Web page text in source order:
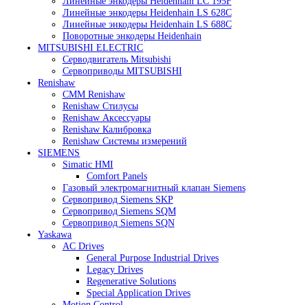
Heidenhain
Линейные энкодеры Heidenhain LC 185
Линейные энкодеры Heidenhain LC 195F
Линейные энкодеры Heidenhain LS 628C
Линейные энкодеры Heidenhain LS 688C
Поворотные энкодеры Heidenhain
MITSUBISHI ELECTRIC
Серводвигатель Mitsubishi
Сервоприводы MITSUBISHI
Renishaw
CMM Renishaw
Renishaw Cтилусы
Renishaw Аксессуары
Renishaw Калибровка
Renishaw Системы измерений
SIEMENS
Simatic HMI
Газовый электромагнитный клапан Siemens
Сервопривод Siemens SKP
Сервопривод Siemens SQM
Сервопривод Siemens SQN